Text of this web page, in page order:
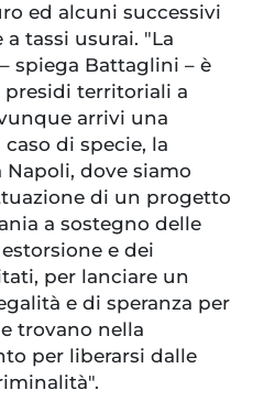
ed alcuni successivi
tassi usurai. "La
spiega Battaglini – è
territoriali a
arrivi una
di specie, la
dove siamo
di un progetto
a sostegno delle
e dei
per lanciare un
e di speranza per
trovano nella
per liberarsi dalle